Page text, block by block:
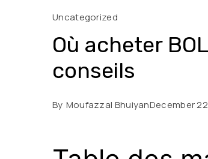
Uncategorized
Où acheter
conseils
By Moufazzal BhuiyanDecember